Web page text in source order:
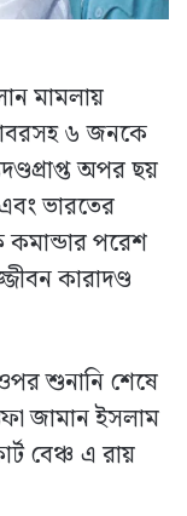
মামলায়
বাবরসহ ৬ জনকে
অপর ছয়
ভারতের
কমান্ডার পরেশ
কারাদণ্ড
শুনানি শেষে
জামান ইসলাম
বেঞ্চ এ রায়